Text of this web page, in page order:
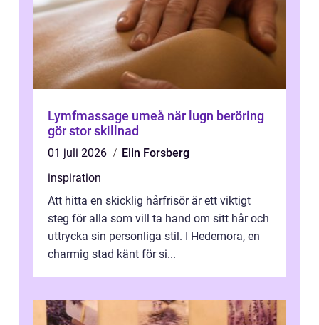
Lymfmassage umeå när lugn beröring
gör stor skillnad
01 juli 2026
Elin Forsberg
inspiration
Att hitta en skicklig hårfrisör är ett viktigt
steg för alla som vill ta hand om sitt hår och
uttrycka sin personliga stil. I Hedemora, en
charmig stad känt för si...